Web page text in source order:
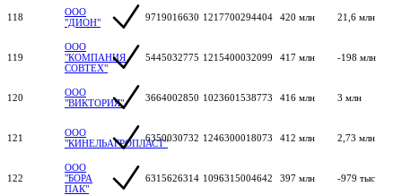
118
ООО
"ДИОН"
9719016630 1217700294404 420 млн 21,6 млн
119
ООО
"КОМПАНИЯ
СОВТЕХ"
5445032775 1215400032099 417 млн -198 млн
120
ООО
"ВИКТОРИЯ"
3664002850 1023601538773 416 млн 3 млн
121
ООО
"КИНЕЛЬАГРОПЛАСТ"6350030732 1246300018073 412 млн 2,73 млн
122
ООО
"БОРА
ПАК"
6315626314 1096315004642 397 млн -979 тыс